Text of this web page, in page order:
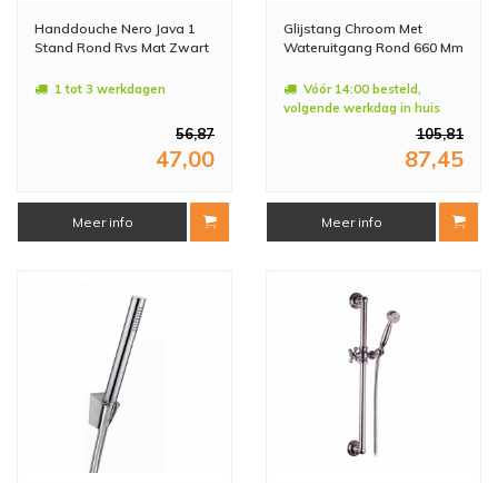
Handdouche Nero Java 1
Stand Rond Rvs Mat Zwart
1 tot 3 werkdagen
56,87
47,00
Meer info
Glijstang Chroom Met
Wateruitgang Rond 660 Mm
Vóór 14:00 besteld,
volgende werkdag in huis
105,81
87,45
Meer info